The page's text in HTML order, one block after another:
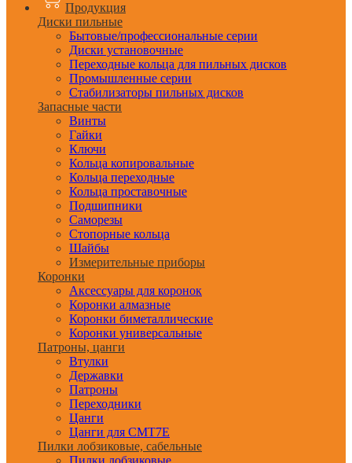
Продукция
Диски пильные
Бытовые/профессиональные серии
Диски установочные
Переходные кольца для пильных дисков
Промышленные серии
Стабилизаторы пильных дисков
Запасные части
Винты
Гайки
Ключи
Кольца копировальные
Кольца переходные
Кольца проставочные
Подшипники
Саморезы
Стопорные кольца
Шайбы
Измерительные приборы
Коронки
Аксессуары для коронок
Коронки алмазные
Коронки биметаллические
Коронки универсальные
Патроны, цанги
Втулки
Державки
Патроны
Переходники
Цанги
Цанги для CMT7E
Пилки лобзиковые, сабельные
Пилки лобзиковые